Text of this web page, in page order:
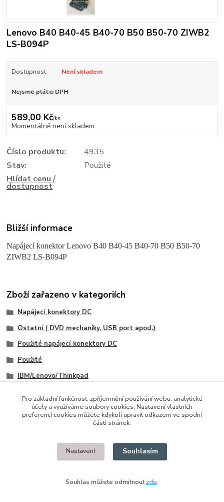
Lenovo B40 B40-45 B40-70 B50 B50-70 ZIWB2
LS-B094P
Dostupnost Není skladem
Nejsme plátci DPH
589,00 Kč/ks
Momentálně není skladem
Číslo produktu:
4935
Stav:
Použité
Hlídat cenu /
dostupnost
Bližší informace
Napájecí konektor Lenovo B40 B40-45 B40-70 B50 B50-70
ZIWB2 LS-B094P
Zboží zařazeno v kategoriích
Napájecí konektory DC
Ostatní ( DVD mechaniky, USB port apod.)
Použité napájecí konektory DC
Použité
IBM/Lenovo/Thinkpad
© 2014 - 2025 Díly pro notebooky
Upravit sběr cookies.
Pro základní funkčnost, zpříjemnění používání webu, analytické
účely a využíváme soubory cookies. Nastavení vlastních
preferencí cookies můžete kdykoli upravit odkazem ve spodní
části stránek.
Nastavení Souhlasím
Souhlas můžete odmítnout zde.